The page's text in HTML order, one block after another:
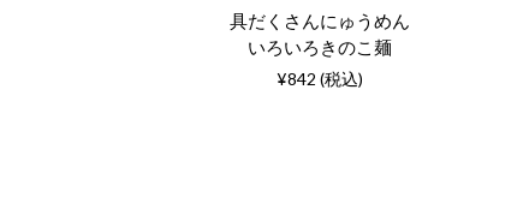
具だくさんにゅうめん
いろいろきのこ麺
¥842 (税込)